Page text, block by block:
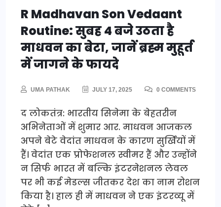
R Madhavan Son Vedaant
Routine: सुबह 4 बजे उठता है
माधवन का बेटा, जानें ब्रह्म मुहूर्त
में जागने के फायदे
UMA PATHAK JULY 17, 2025 0 COMMENTS
द लोकतंत्र: भारतीय सिनेमा के बेहतरीन
अभिनेताओं में शुमार आर. माधवन आजकल
अपने बेटे वेदांत माधवन के कारण सुर्खियों में
हैं। वेदांत एक प्रोफेशनल स्वीमर हैं और उन्होंने
न सिर्फ भारत में बल्कि इंटरनेशनल लेवल
पर भी कई मेडल्स जीतकर देश का नाम रोशन
किया है। हाल ही में माधवन ने एक इंटरव्यू में